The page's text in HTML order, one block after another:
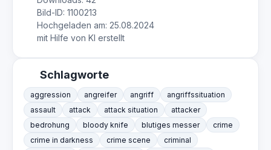
Bild-ID: 1100213
Hochgeladen am: 25.08.2024
mit Hilfe von KI erstellt
Schlagworte
aggression angreifer angriff
angriffssituation
assault
attack attack situation
attacker
bedrohung
bloody knife blutiges messer
crime
crime in darkness
crime scene
criminal